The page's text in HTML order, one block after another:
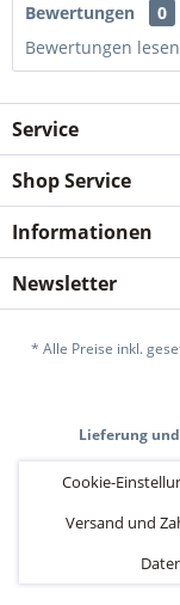
Bewertungen
0
Bewertungen
Service
Shop Service
Informationen
Newsletter
* Alle Preise inkl.
Lieferung
Cookie-
Versand und